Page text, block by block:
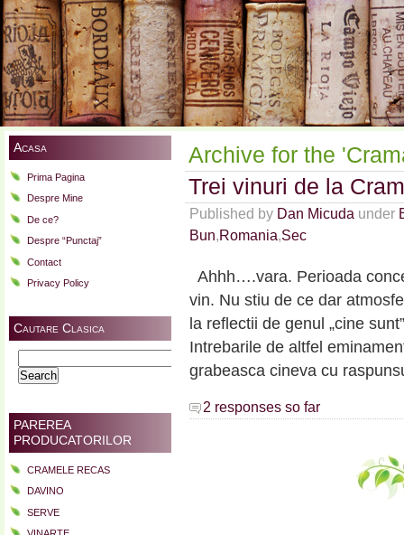
Acasa
Prima Pagina
Despre Mine
De ce?
Despre “Punctaj”
Contact
Privacy Policy
Cautare Clasica
for:
PAREREA
PRODUCATORILOR
CRAMELE RECAS
DAVINO
SERVE
Archive for the
Trei vinuri de la
Published by Dan Micuda under
Bun,Romania,Sec
Ahhh….vara. Perioada
vin. Nu stiu de ce dar
la reflectii de genul „cine
Intrebarile de altfel
grabeasca cineva cu
2 responses so far